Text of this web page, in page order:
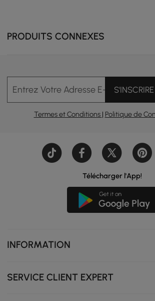
PRODUITS CONNEXES
Entrez Votre Adresse E-mail
Termes et Conditions | Politique de
Télécharger l'App!
INFORMATION
SERVICE CLIENT EXPERT